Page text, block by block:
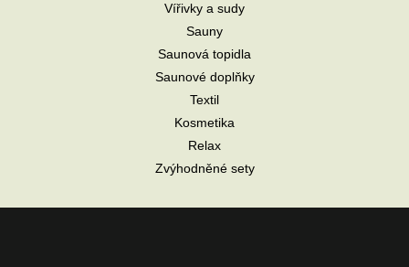
Vířivky a sudy
Sauny
Saunová topidla
Saunové doplňky
Textil
Kosmetika
Relax
Zvýhodněné sety